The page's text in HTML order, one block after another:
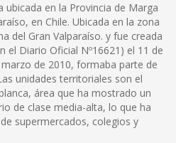
ubicada en la Provincia de Marga
en Chile. Ubicada en la zona
del Gran Valparaíso. y fue creada
el Diario Oficial Nº16621) el 11 de
de 2010, formaba parte de
unidades territoriales son el
área que ha mostrado un
de clase media-alta, lo que ha
supermercados, colegios y